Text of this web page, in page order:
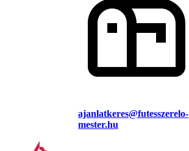
ajanlatkeres@futesszerelo-
mester.hu